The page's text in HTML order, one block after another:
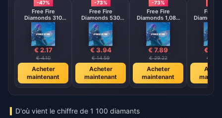
-47%
Free Fire
Diamonds 310
Diamonds
€ 2.17
€ 4.10
Acheter
maintenant
-73%
Free Fire
Diamonds 530
Diamonds
【Middle East
region optional】
€ 3.94
€ 14.59
Acheter
maintenant
-73%
Free Fire
Diamonds 1,080
Diamonds
【Middle East
region optional】
€ 7.89
€ 29.22
Acheter
maintenant
Free
【
region
€
€
D'où vient le chiffre de 1 100 diamants